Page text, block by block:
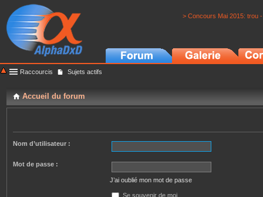
> Concours Mai 2015: trou
Raccourcis Sujets actifs
Accueil du forum
Nom d’utilisateur :
Mot de passe :
J’ai oublié mon mot de passe
Se souvenir de moi